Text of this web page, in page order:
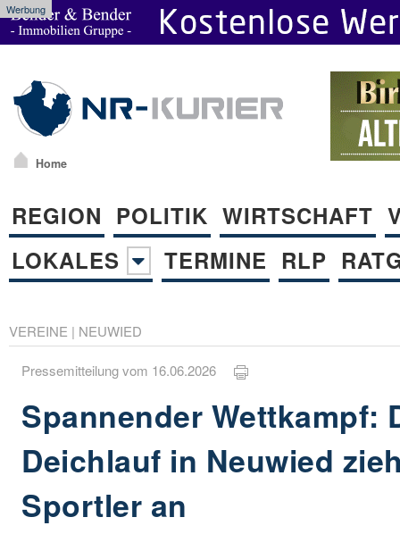
Werbung
Home
REGION POLITIK WIRTSCHAFT
LOKALES
TERMINE RLP
VEREINE | NEUWIED
Pressemitteilung vom 16.06.2026
Spannender Wettkampf:
Deichlauf in Neuwied
Sportler an